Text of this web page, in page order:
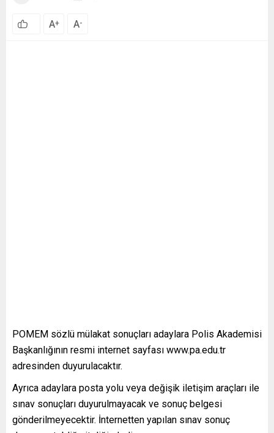
A+ A-
POMEM sözlü mülakat sonuçları adaylara Polis Akademisi
Başkanlığının resmi internet sayfası www.pa.edu.tr
adresinden duyurulacaktır.
Ayrıca adaylara posta yolu veya değişik iletişim araçları ile
sınav sonuçları duyurulmayacak ve sonuç belgesi
gönderilmeyecektir. İnternetten yapılan sınav sonuç